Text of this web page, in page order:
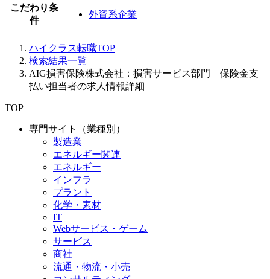
こだわり条
件
外資系企業
ハイクラス転職TOP
検索結果一覧
AIG損害保険株式会社：損害サービス部門 保険金支
払い担当者の求人情報詳細
TOP
専門サイト（業種別）
製造業
エネルギー関連
エネルギー
インフラ
プラント
化学・素材
IT
Webサービス・ゲーム
サービス
商社
流通・物流・小売